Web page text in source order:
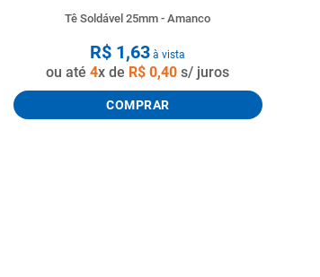
Tê Soldável 25mm - Amanco
R$ 1,63 à vista
ou até4x de R$ 0,40 s/ juros
COMPRAR